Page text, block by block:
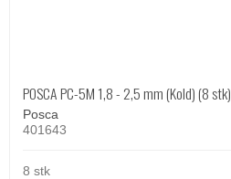
POSCA PC-5M 1,8 - 2,5 mm (Kold) (8 stk)
Posca
401643
8 stk